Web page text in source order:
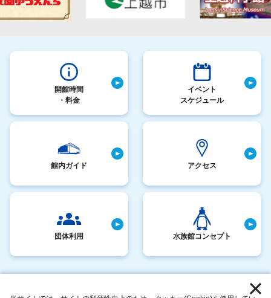
開館時間
・料金
イベント
スケジュール
館内ガイド アクセス
団体利用 水族館コンセプト